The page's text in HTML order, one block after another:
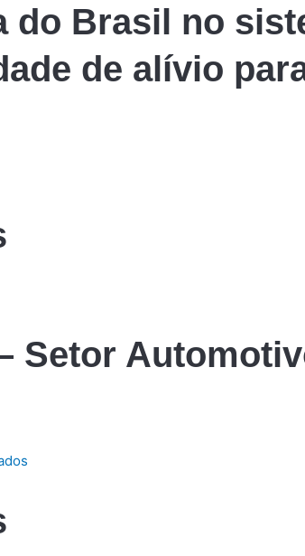
do Brasil no
de alívio
Setor